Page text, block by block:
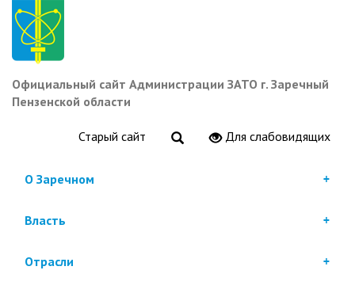
Перейти
основному
содержанию
Официальный сайт Администрации ЗАТО г. Заречный
Пензенской области
Старый сайт Для слабовидящих
О Заречном
Власть
Отрасли